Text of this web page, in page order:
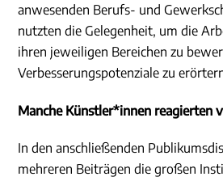
anwesenden Berufs- und
nutzten die Gelegenheit, um die
ihren jeweiligen Bereichen zu
Verbesserungspotenziale zu
Manche Künstler*innen reagierten
In den anschließenden
mehreren Beiträgen die großen